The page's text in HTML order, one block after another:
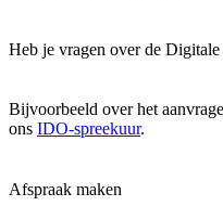
Heb je vragen over de
Bijvoorbeeld over het
ons IDO-spreekuur.
Afspraak maken